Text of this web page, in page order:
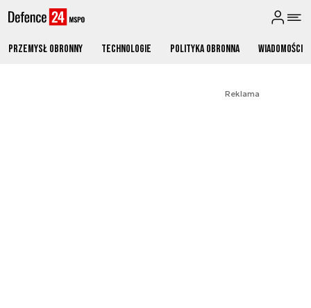
Przemysł obronny Technologie Polityka obronna Wiadomości
Reklama